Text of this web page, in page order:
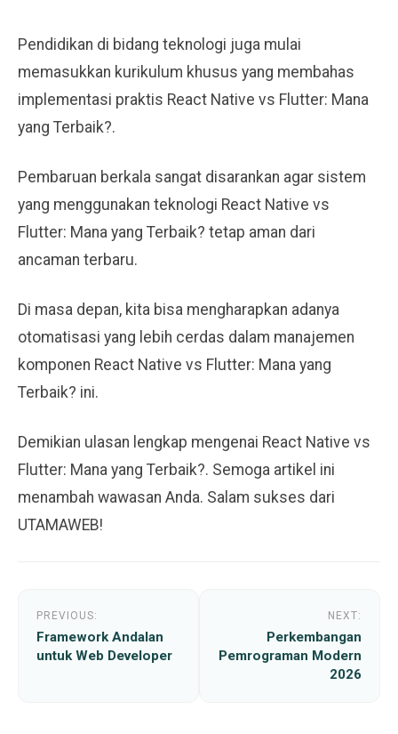
Pendidikan di bidang teknologi juga mulai
memasukkan kurikulum khusus yang membahas
implementasi praktis React Native vs Flutter: Mana
yang Terbaik?.
Pembaruan berkala sangat disarankan agar sistem
yang menggunakan teknologi React Native vs
Flutter: Mana yang Terbaik? tetap aman dari
ancaman terbaru.
Di masa depan, kita bisa mengharapkan adanya
otomatisasi yang lebih cerdas dalam manajemen
komponen React Native vs Flutter: Mana yang
Terbaik? ini.
Demikian ulasan lengkap mengenai React Native vs
Flutter: Mana yang Terbaik?. Semoga artikel ini
menambah wawasan Anda. Salam sukses dari
UTAMAWEB!
navigation
PREVIOUS:
Framework Andalan
untuk Web Developer
NEXT:
Perkembangan
Pemrograman Modern
2026